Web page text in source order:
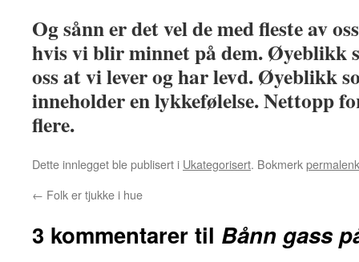
Og sånn er det vel de med fleste av
hvis vi blir minnet på dem. Øyeblikk
oss at vi lever og har levd. Øyeblikk
inneholder en lykkefølelse. Nettopp
flere.
Dette innlegget ble publisert i Ukategorisert. Bokmerk
← Folk er tjukke i hue
3 kommentarer til Bånn gass